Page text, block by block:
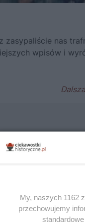
zasypaliście nas
wpisów i
My, naszych 1162
przechowujemy